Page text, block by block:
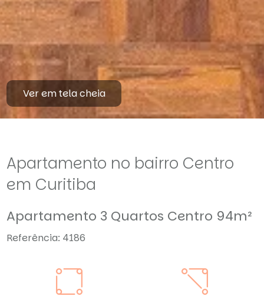
Ver em tela cheia
Apartamento no bairro Centro
em Curitiba
Apartamento 3 Quartos Centro 94m²
Referência: 4186